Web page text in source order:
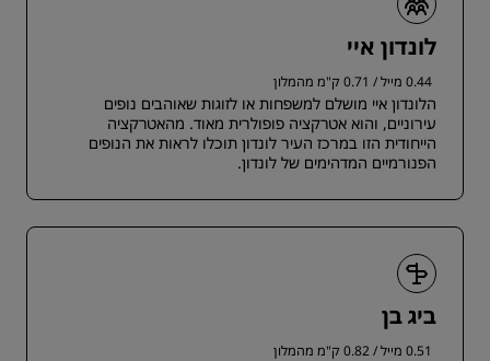
לונדון איי
0.44 מייל / 0.71 ק"מ מהמלון
הלונדון איי מושלם למשפחות או לזוגות שאוהבים נופים
עירוניים, והוא אטרקציה פופולרית מאוד. מהאטרקציה
הייחודית הזו במרכז העיר לונדון תוכלו לראות את הנופים
הפנורמיים המדהימים של לונדון.
ביג בן
0.51 מייל / 0.82 ק"מ מהמלון